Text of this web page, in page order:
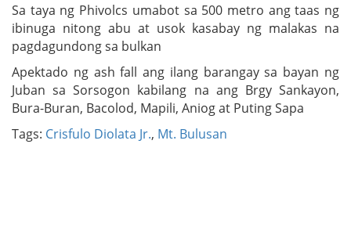
Sa taya ng Phivolcs umabot sa 500 metro ang taas ng
ibinuga nitong abu at usok kasabay ng malakas na
pagdagundong sa bulkan
Apektado ng ash fall ang ilang barangay sa bayan ng
Juban sa Sorsogon kabilang na ang Brgy Sankayon,
Bura-Buran, Bacolod, Mapili, Aniog at Puting Sapa
Tags: Crisfulo Diolata Jr., Mt. Bulusan